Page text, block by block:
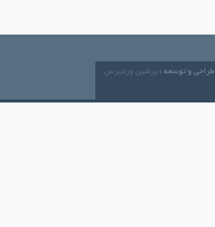
طراحی و توسعه : پرشین وردپرس